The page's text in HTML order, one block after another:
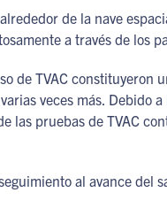
de la nave
a través de los
de TVAC
veces más.
las pruebas de TVAC
al avance del